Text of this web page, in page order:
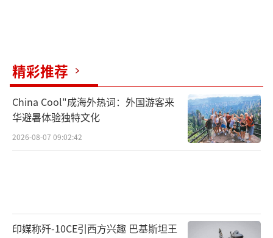
精彩推荐
China Cool"成海外热词：外国游客来
华避暑体验独特文化
2026-08-07 09:02:42
印媒称歼-10CE引西方兴趣 巴基斯坦王